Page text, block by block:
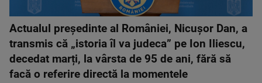
Actualul președinte al României, Nicușor Dan, a
transmis că „istoria îl va judeca” pe Ion Iliescu,
decedat marți, la vârsta de 95 de ani, fără să
facă o referire directă la momentele